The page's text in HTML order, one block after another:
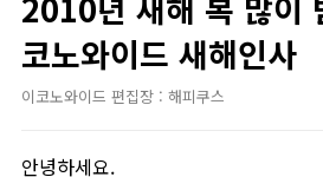
코노와이드 새해인사
이코노와이드 편집장 : 해피쿠스
안녕하세요.